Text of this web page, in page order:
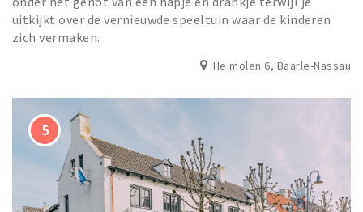
uitkijkt over de vernieuwde speeltuin waar de kinderen
zich vermaken.
Heimolen 6, Baarle-Nassau